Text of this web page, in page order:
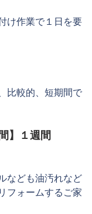
け作業で１日を要
比較的、短期間で
】１週間
なども油汚れなど
フォームするご家